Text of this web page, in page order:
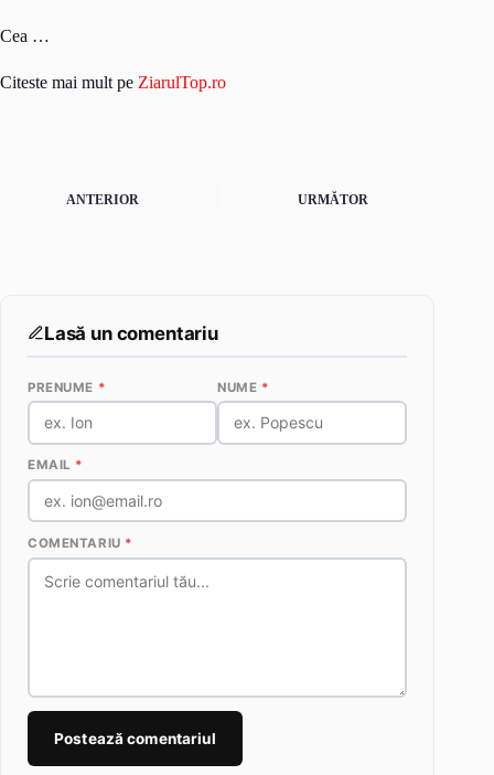
Cea …
Citeste mai mult pe ZiarulTop.ro
ANTERIOR URMĂTOR
Lasă un comentariu
PRENUME * NUME *
EMAIL *
COMENTARIU *
Postează comentariul